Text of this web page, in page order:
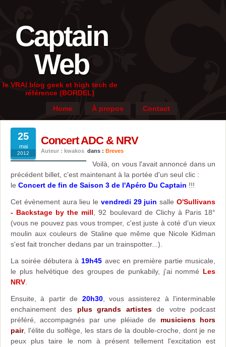
Captain
Web
le VRAI blog geek et high tech de
référence (BORDEL)
Home
À propos Contact
25
mai
2012
Concert ADC & NRV
Auteur : kwakos dans : Breves
Voilà, on vous l'avait annoncé dans un
précédent billet, c'est maintenant à la portée d'un seul clic :
le Concert de fin de Saison 3 de l'Apéro Du Captain !!!
Cet évènement aura lieu le vendredi 29 juin salleO'Sullivans
- Backstage by the mill , 92 boulevard de Clichy à Paris 18°
(vous ne pouvez pas vous tromper, c'est juste à coté d'un vieux
moulin aux couleurs de Staline que même que Nicole Kidman
s'est fait troncher dedans par un trainspotter...).
La soirée débutera à 19h45 avec en première partie musicale,
le plus helvétique des groupes de punkabily, j'ai nommé Les
NRV
Ensuite, à partir de 20h30, vous assisterez à l'interminable
enchainement des plus grands artistesde votre podcast
préféré, accompagnés par une pléiade de musiciens hors
pair, l'élite du solfège, les stars de la double-croche, dont je ne
peux plus taire le nom à présent tellement l'excitation est